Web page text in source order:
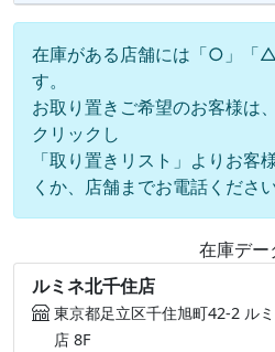
在庫がある店舗には「○」「
す。
お取り置きご希望のお客様は
クリックし
「取り置きリスト」よりお客
くか、店舗までお電話ください
在庫デ
ルミネ北千住店
東京都足立区千住旭町42-2 ル
店 8F